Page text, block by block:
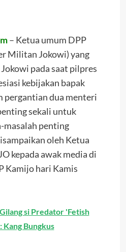
– Ketua umum DPP
Militan Jokowi) yang
pada saat pilpres
kebijakan bapak
pergantian dua menteri
sekali untuk
masalah penting
oleh Ketua
kepada awak media di
Kamijo hari Kamis
si Predator 'Fetish
Kang Bungkus